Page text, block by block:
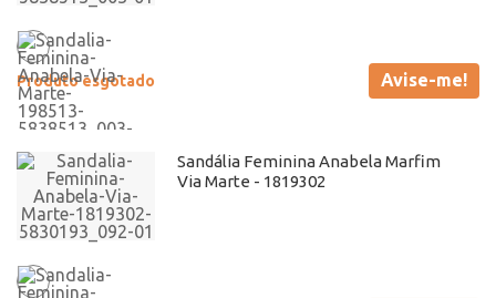
Produto esgotado Avise-me!
Sandália Feminina Anabela Marfim
Via Marte - 1819302